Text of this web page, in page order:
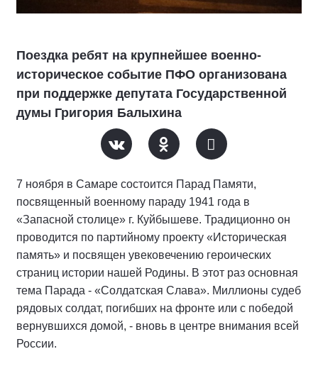
Поездка ребят на крупнейшее военно-
историческое событие ПФО организована
при поддержке депутата Государственной
думы Григория Балыхина
7 ноября в Самаре состоится Парад Памяти,
посвященный военному параду 1941 года в
«Запасной столице» г. Куйбышеве. Традиционно он
проводится по партийному проекту «Историческая
память» и посвящен увековечению героических
страниц истории нашей Родины. В этот раз основная
тема Парада - «Солдатская Слава». Миллионы судеб
рядовых солдат, погибших на фронте или с победой
вернувшихся домой, - вновь в центре внимания всей
России.